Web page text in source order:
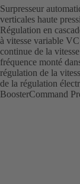
Surpresseur
verticales haute
Régulation en
à vitesse variable
continue de la
fréquence monté
régulation de la
de la régulation
BoosterCommand